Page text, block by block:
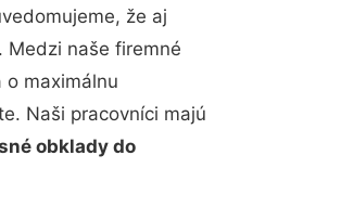
že aj
Medzi naše firemné
maximálnu
Naši pracovníci majú
obklady do